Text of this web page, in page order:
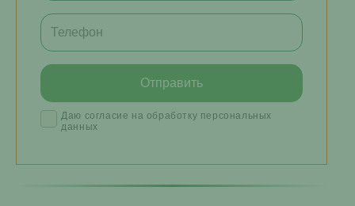
Даю согласие на обработку персональных
данных